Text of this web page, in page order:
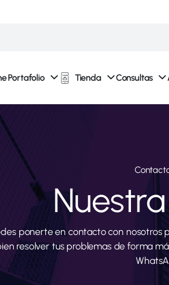
Portafolio Tienda Consultas
ponerte en contacto con nosotros
resolver tus problemas de forma